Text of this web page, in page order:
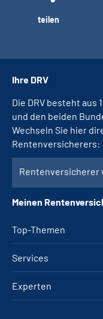
teilen
Top-Themen
Services
Experten
Ihre DRV
Die DRV besteht
und den beiden
Wechseln Sie hier
Rentenversicherers:
Rentenversicherer
Meinen